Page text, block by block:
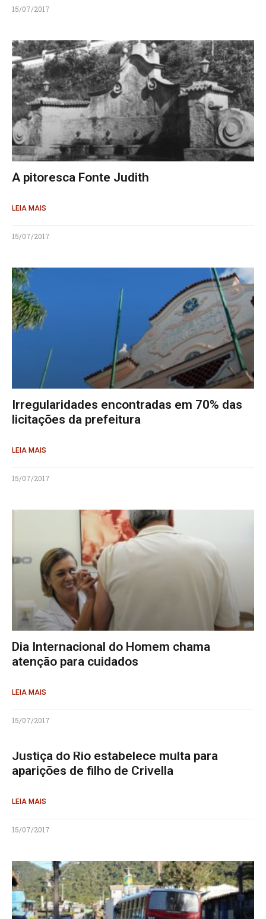
15/07/2017
A pitoresca Fonte Judith
LEIA MAIS
15/07/2017
Irregularidades encontradas em 70% das
licitações da prefeitura
LEIA MAIS
15/07/2017
Dia Internacional do Homem chama
atenção para cuidados
LEIA MAIS
15/07/2017
Justiça do Rio estabelece multa para
aparições de filho de Crivella
LEIA MAIS
15/07/2017